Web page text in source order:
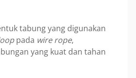
tabung yang digunakan
pada wire rope,
yang kuat dan tahan